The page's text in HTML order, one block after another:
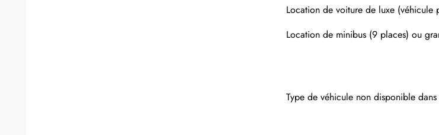
Location de voiture de luxe (véhicule
Location de minibus (9 places) ou
Type de véhicule non disponible